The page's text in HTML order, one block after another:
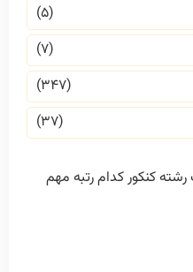
(۵)
(۷)
(۳۴۷)
(۳۷)
رشته کنکور کدام رتبه مهم